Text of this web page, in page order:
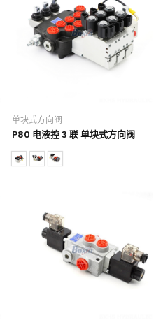
单块式方向阀
P80 电液控 3 联 单块式方向阀